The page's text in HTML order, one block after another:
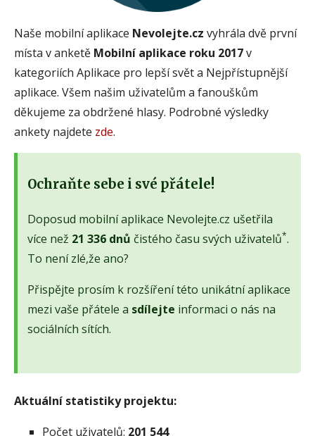
Naše mobilní aplikace Nevolejte.cz vyhrála dvě první
místa v anketě Mobilní aplikace roku 2017v
kategoriích Aplikace pro lepší svět a Nejpřístupnější
aplikace. Všem našim uživatelům a fanouškům
děkujeme za obdržené hlasy. Podrobné výsledky
ankety najdete zde.
Ochraňte sebe i své přátele!
Doposud mobilní aplikace Nevolejte.cz ušetřila
více než 21 336 dnů čistého času svých uživatelů*.
To není zlé,že ano?
Přispějte prosím k rozšíření této unikátní aplikace
mezi vaše přátele a sdílejte informaci o nás na
sociálních sítích.
Aktuální statistiky projektu:
Počet uživatelů: 201 544